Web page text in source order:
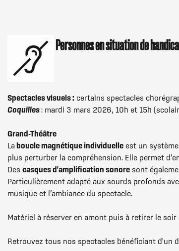
Personnes en situation de
Spectacles visuels : certains spectacles
Coquilles: mardi 3 mars 2026, 10h et 15h
Grand-Théâtre
Laboucle magnétique individuelle est un
plus perturber la compréhension. Elle permet
Des casques d'amplification sonore sont
Particulièrement adapté aux sourds profonds
musique et l’ambiance du spectacle.
Matériel à réserver en amont puis à retirer le
Retrouvez tous nos spectacles bénéficiant d'un